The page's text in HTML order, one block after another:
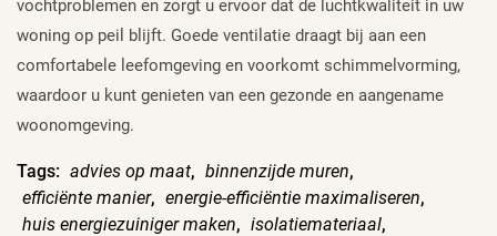
vochtproblemen en zorgt u ervoor dat de luchtkwaliteit in uw
woning op peil blijft. Goede ventilatie draagt bij aan een
comfortabele leefomgeving en voorkomt schimmelvorming,
waardoor u kunt genieten van een gezonde en aangename
woonomgeving.
Tags: advies op maat, binnenzijde muren,
efficiënte manier, energie-efficiëntie maximaliseren,
huis energiezuiniger maken, isolatiemateriaal,